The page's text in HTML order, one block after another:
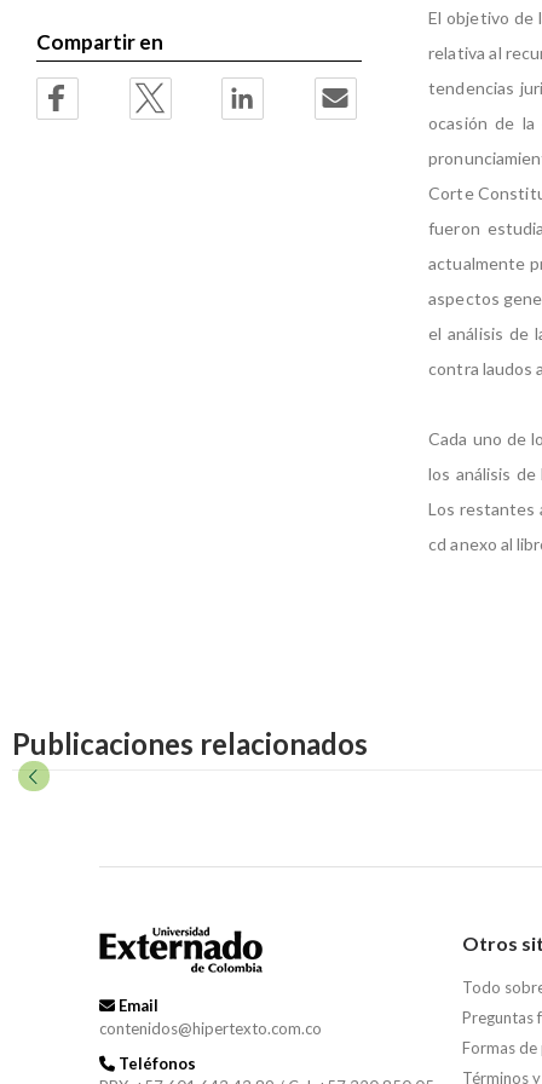
El objetivo de
relativa al
tendencias
ocasión de
Corte
fueron
actualmente
aspectos
el análisis de
contra laudos
Cada uno de
los análisis
Los restantes
cd anexo al
Compartir en
Publicaciones relacionados
Email
contenidos@hipertexto.com.co
Teléfonos
Otros
Todo
Preguntas
Formas de
Términos